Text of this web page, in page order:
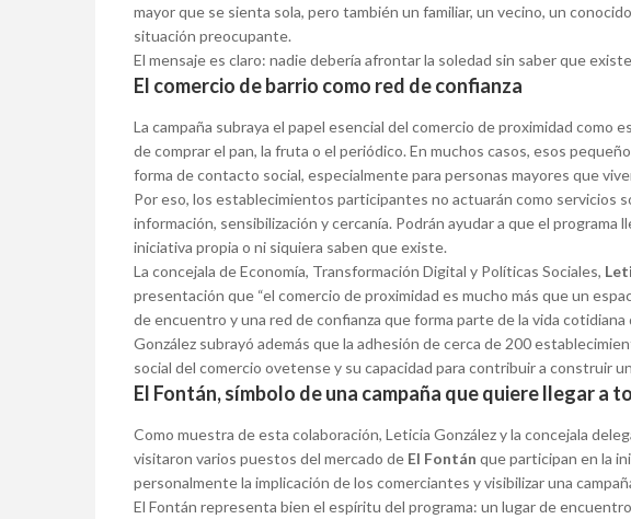
mayor que se sienta sola, pero también un familiar, un vecino, un
situación preocupante.
El mensaje es claro: nadie debería afrontar la soledad sin saber que
El comercio de barrio como red de confianza
La campaña subraya el papel esencial del comercio de proximidad como
de comprar el pan, la fruta o el periódico. En muchos casos, esos
forma de contacto social, especialmente para personas mayores que
Por eso, los establecimientos participantes no actuarán como servicios
información, sensibilización y cercanía. Podrán ayudar a que el programa
iniciativa propia o ni siquiera saben que existe.
La concejala de Economía, Transformación Digital y Políticas Sociales,
presentación que “el comercio de proximidad es mucho más que un
de encuentro y una red de confianza que forma parte de la vida cotidiana
González subrayó además que la adhesión de cerca de 200
social del comercio ovetense y su capacidad para contribuir a construir
El Fontán, símbolo de una campaña que quiere llegar a
Como muestra de esta colaboración, Leticia González y la concejala
visitaron varios puestos del mercado de El Fontán que participan en la
personalmente la implicación de los comerciantes y visibilizar una
El Fontán representa bien el espíritu del programa: un lugar de